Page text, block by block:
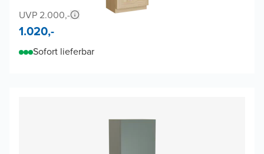
UVP 2.000,-
1.020,-
Sofort lieferbar